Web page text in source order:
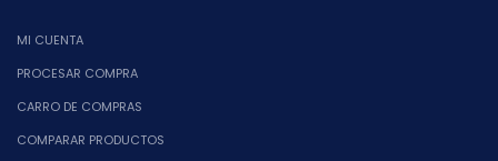
MI CUENTA
PROCESAR COMPRA
CARRO DE COMPRAS
COMPARAR PRODUCTOS